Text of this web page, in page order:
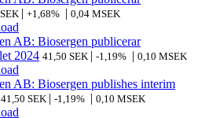
| +1,68% | 0,04 MSEK
AB: Biosergen publicerar
2024 41,50 SEK | -1,19% | 0,10 MSEK
AB: Biosergen publishes interim
41,50 SEK | -1,19% | 0,10 MSEK